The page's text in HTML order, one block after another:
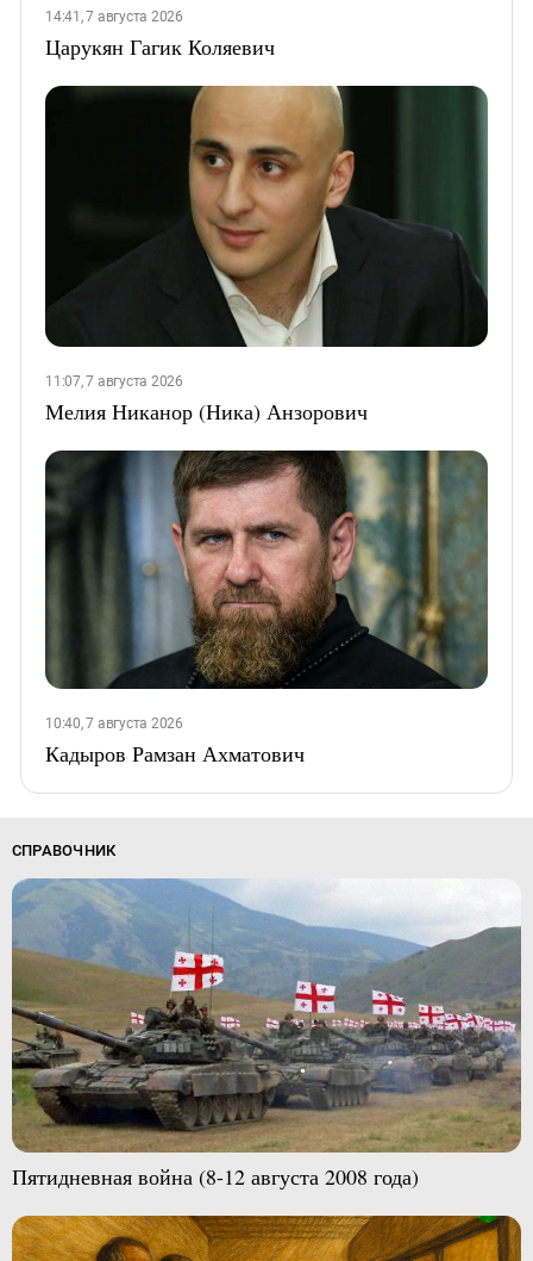
14:41, 7 августа 2026
Царукян Гагик Коляевич
11:07, 7 августа 2026
Мелия Никанор (Ника) Анзорович
10:40, 7 августа 2026
Кадыров Рамзан Ахматович
СПРАВОЧНИК
Пятидневная война (8-12 августа 2008 года)